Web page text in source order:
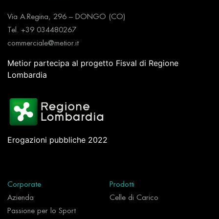
Via A.Regina, 296 – DONGO (CO)
Tel. +39 034480267
commerciale@metior.it
Metior partecipa al progetto Fisval di Regione
Lombardia
Erogazioni pubbliche 2022
Corporate
Azienda
Passione per lo Sport
Prodotti
Celle di Carico